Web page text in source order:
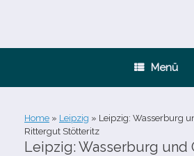
Menü
Home » Leipzig » Leipzig: Wasserburg
Rittergut Stötteritz
Leipzig: Wasserburg und